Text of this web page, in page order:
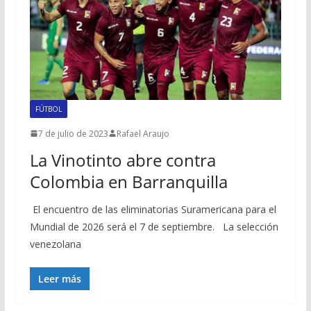
FÚTBOL
7 de julio de 2023 Rafael Araujo
La Vinotinto abre contra
Colombia en Barranquilla
El encuentro de las eliminatorias Suramericana para el
Mundial de 2026 será el 7 de septiembre. La selección
venezolana
Leer más